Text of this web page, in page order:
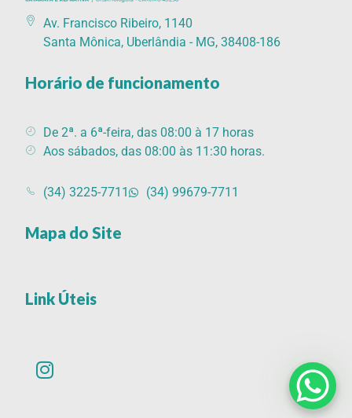
Av. Francisco Ribeiro, 1140
Santa Mônica, Uberlândia - MG, 38408-186
Horário de funcionamento
De 2ª. a 6ª-feira, das 08:00 à 17 horas
Aos sábados, das 08:00 às 11:30 horas.
(34) 3225-7711 (34) 99679-7711
Mapa do Site
Link Úteis